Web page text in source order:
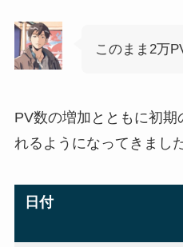
このまま2万
PV数の増加とともに初期
れるようになってきまし
日付